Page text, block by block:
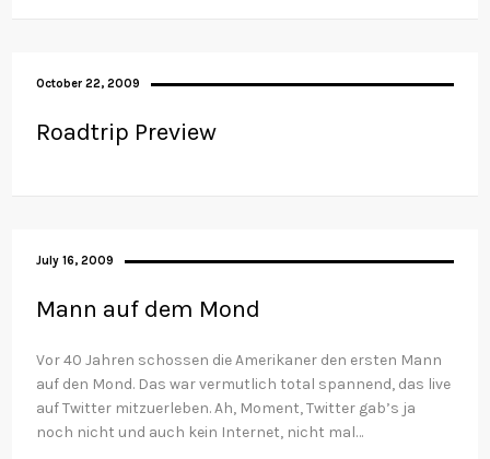
October 22, 2009
Roadtrip Preview
July 16, 2009
Mann auf dem Mond
Vor 40 Jahren schossen die Amerikaner den ersten Mann
auf den Mond. Das war vermutlich total spannend, das live
auf Twitter mitzuerleben. Ah, Moment, Twitter gab’s ja
noch nicht und auch kein Internet, nicht mal…